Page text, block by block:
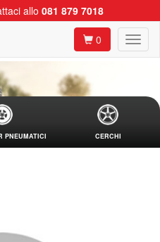
allo 081 879 7018
0
PNEUMATICI CERCHI